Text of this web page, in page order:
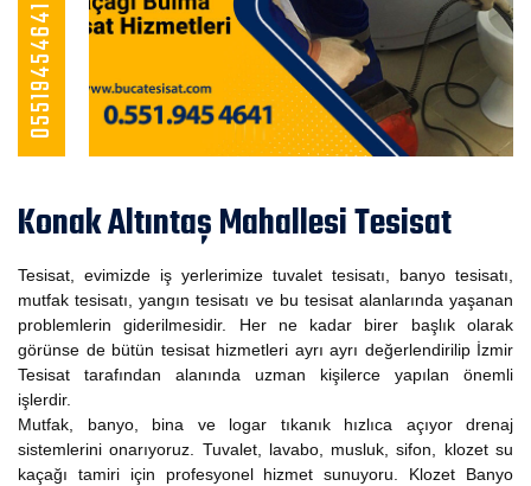
05519454641
Konak Altıntaş Mahallesi Tesisat
Tesisat, evimizde iş yerlerimize tuvalet tesisatı, banyo tesisatı,
mutfak tesisatı, yangın tesisatı ve bu tesisat alanlarında yaşanan
problemlerin giderilmesidir. Her ne kadar birer başlık olarak
görünse de bütün tesisat hizmetleri ayrı ayrı değerlendirilip İzmir
Tesisat tarafından alanında uzman kişilerce yapılan önemli
işlerdir.
Mutfak, banyo, bina ve logar tıkanık hızlıca açıyor drenaj
sistemlerini onarıyoruz. Tuvalet, lavabo, musluk, sifon, klozet su
kaçağı tamiri için profesyonel hizmet sunuyoru. Klozet Banyo